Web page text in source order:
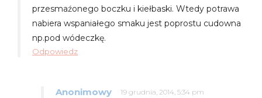
przesmaźonego boczku i kiełbaski. Wtedy potrawa
nabiera wspaniałego smaku jest poprostu cudowna
np.pod wódeczkę.
Odpowiedz
Anonimowy 19 grudnia, 2014, 5:34 pm